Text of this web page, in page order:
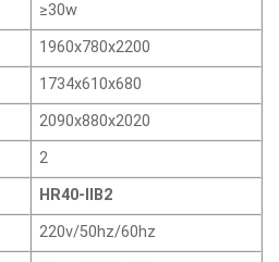
≥30w
1960x780x2200
1734x610x680
2090x880x2020
2
HR40-IIB2
220v/50hz/60hz